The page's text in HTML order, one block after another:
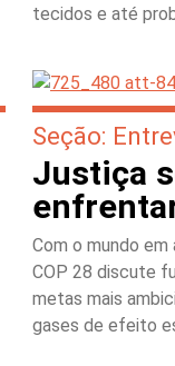
tecidos e até
Seção:
Justiça
Com o mundo
COP 28 discute
metas mais
gases de efeito